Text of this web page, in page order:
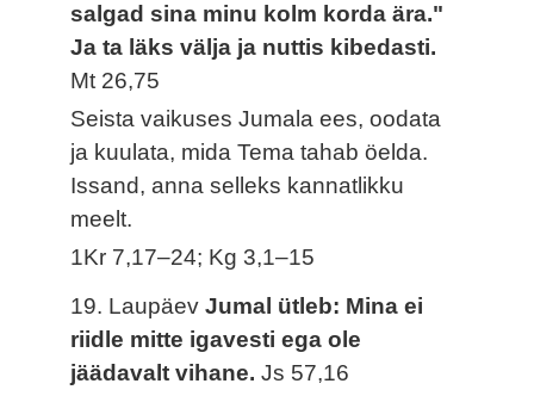
salgad sina minu kolm korda ära."
Ja ta läks välja ja nuttis kibedasti.
Mt 26,75
Seista vaikuses Jumala ees, oodata
ja kuulata, mida Tema tahab öelda.
Issand, anna selleks kannatlikku
meelt.
1Kr 7,17–24; Kg 3,1–15
19. LaupäevJumal ütleb: Mina ei
riidle mitte igavesti ega ole
jäädavalt vihane.Js 57,16